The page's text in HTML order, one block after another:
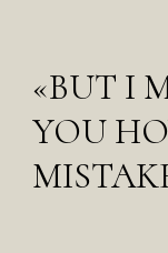
«BUT I
YOU